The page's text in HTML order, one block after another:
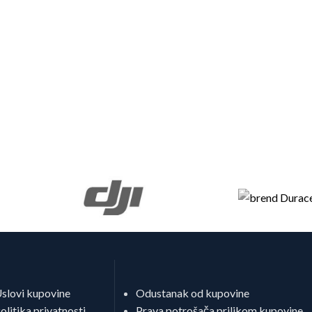
kupovine
Odustanak od kupovine